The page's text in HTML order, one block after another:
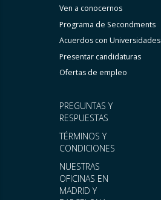
PREGUNTAS Y
RESPUESTAS
TÉRMINOS Y
CONDICIONES
NUESTRAS
OFICINAS EN
MADRID Y
Ven a conocernos
Programa de Secondments
Acuerdos con Universidades
Presentar candidaturas
Ofertas de empleo